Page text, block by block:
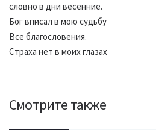
словно в дни весенние.
Бог вписал в мою судьбу
Все благословения.
Страха нет в моих глазах
Смотрите также